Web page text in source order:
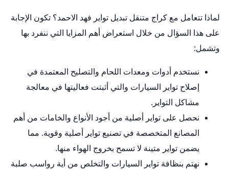
لماذا تتعامل مع كراج متنقل تبديل تواير فهد الاحمد؟ تكون الإجابة
على هذا السؤال من خلال استعراض أهم المزايا التي ننفرد بها
وتشمل:
نستخدم أدوات ومعدات اللحام والتصليح المعتمدة في
إصلاح تواير السيارات والتي أثبتت فعاليتها في معالجة
مشاكل التواير.
نحصل على تواير أصلية من أجود الأنواع والخامات من أهم
المصانع المتخصصة في تصنيع تواير أصلية وقوية. مما
يضمن تواير متينة لا تسمح بخروج الهواء منها.
نهتم بنظافة تواير السيارات والتخلص من أية رواسب صلبة